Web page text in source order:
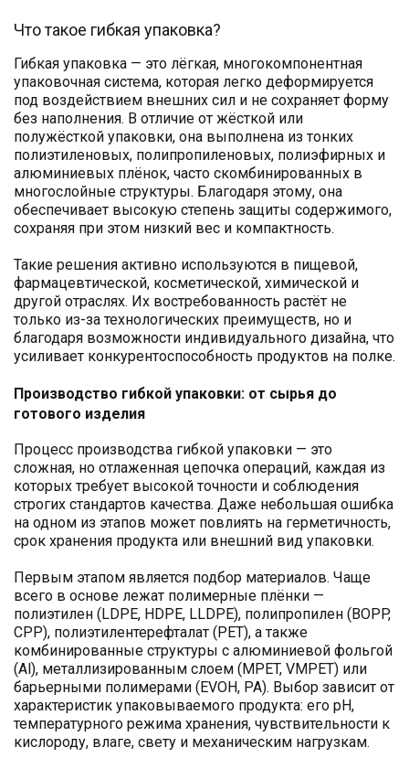
Что такое гибкая упаковка?
Гибкая упаковка — это лёгкая, многокомпонентная
упаковочная система, которая легко деформируется
под воздействием внешних сил и не сохраняет форму
без наполнения. В отличие от жёсткой или
полужёсткой упаковки, она выполнена из тонких
полиэтиленовых, полипропиленовых, полиэфирных и
алюминиевых плёнок, часто скомбинированных в
многослойные структуры. Благодаря этому, она
обеспечивает высокую степень защиты содержимого,
сохраняя при этом низкий вес и компактность.
Такие решения активно используются в пищевой,
фармацевтической, косметической, химической и
другой отраслях. Их востребованность растёт не
только из-за технологических преимуществ, но и
благодаря возможности индивидуального дизайна, что
усиливает конкурентоспособность продуктов на полке.
Производство гибкой упаковки: от сырья до
готового изделия
Процесс производства гибкой упаковки — это
сложная, но отлаженная цепочка операций, каждая из
которых требует высокой точности и соблюдения
строгих стандартов качества. Даже небольшая ошибка
на одном из этапов может повлиять на герметичность,
срок хранения продукта или внешний вид упаковки.
Первым этапом является подбор материалов. Чаще
всего в основе лежат полимерные плёнки —
полиэтилен (LDPE, HDPE, LLDPE), полипропилен (BOPP,
CPP), полиэтилентерефталат (PET), а также
комбинированные структуры с алюминиевой фольгой
(Al), металлизированным слоем (MPET, VMPET) или
барьерными полимерами (EVOH, PA). Выбор зависит от
характеристик упаковываемого продукта: его pH,
температурного режима хранения, чувствительности к
кислороду, влаге, свету и механическим нагрузкам.